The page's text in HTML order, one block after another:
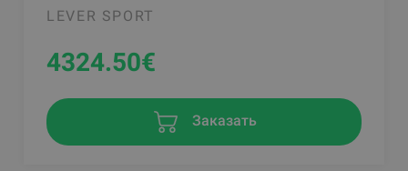
LEVER SPORT
4324.50€
Заказать